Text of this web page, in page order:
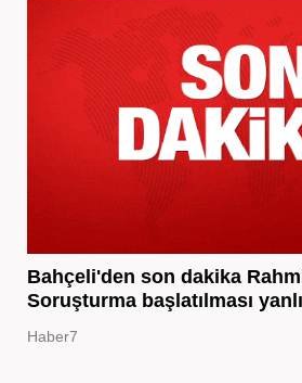
Bahçeli'den son dakika
Soruşturma başlatılması
Haber7